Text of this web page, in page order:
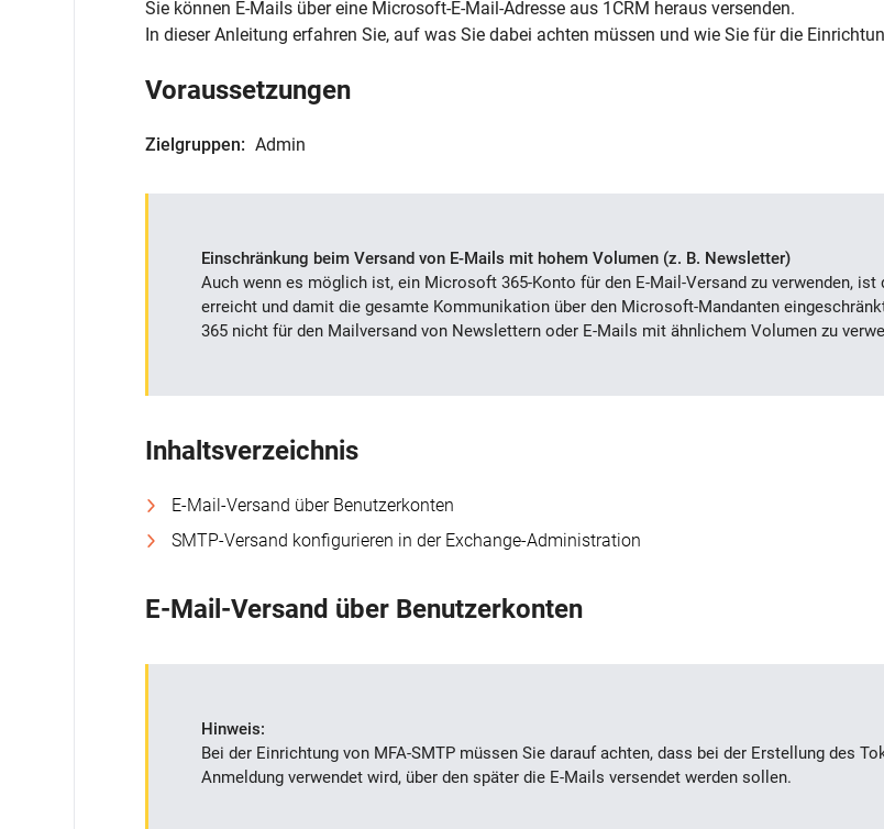
Sie können E-Mails über eine Microsoft-E-Mail-Adresse aus 1CRM heraus versenden.
In dieser Anleitung erfahren Sie, auf was Sie dabei achten müssen und wie Sie für die
Voraussetzungen
Zielgruppen: Admin
Einschränkung beim Versand von E-Mails mit hohem Volumen (z. B. Newsletter)
Auch wenn es möglich ist, ein Microsoft 365-Konto für den E-Mail-Versand zu verwenden,
erreicht und damit die gesamte Kommunikation über den Microsoft-Mandanten
365 nicht für den Mailversand von Newslettern oder E-Mails mit ähnlichem Volumen zu
Inhaltsverzeichnis
E-Mail-Versand über Benutzerkonten
SMTP-Versand konfigurieren in der Exchange-Administration
E-Mail-Versand über Benutzerkonten
Hinweis:
Bei der Einrichtung von MFA-SMTP müssen Sie darauf achten, dass bei der Erstellung des
Anmeldung verwendet wird, über den später die E-Mails versendet werden sollen.